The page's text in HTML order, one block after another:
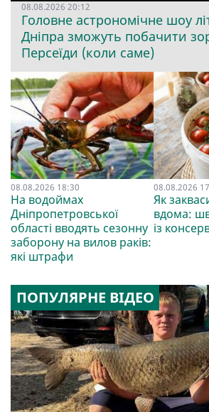
08.08.2026 20:12
Головне астрономічне шоу
Дніпра зможуть побачити
Персеїди (коли саме)
08.08.2026 18:30
На водоймах
Дніпропетровської
області вводять сезонну
заборону на вилов раків:
які штрафи
08.08.2026
Як
вдома:
із
ПОПУЛЯРНЕ ВІДЕО